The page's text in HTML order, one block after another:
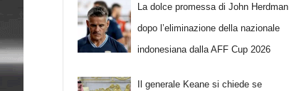
La dolce promessa di John Herdman
dopo l’eliminazione della nazionale
indonesiana dalla AFF Cup 2026
Il generale Keane si chiede se